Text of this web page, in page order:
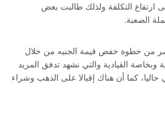
ارتفاع التكلفة ولذلك طالبت بعض
الصعبة.
من خطوة خفض قيمة الجنيه من خلال
وبخاصة القيادية والتي نشهد تدفق المزيد
كما أن هناك إقبالا على الذهب وشراء